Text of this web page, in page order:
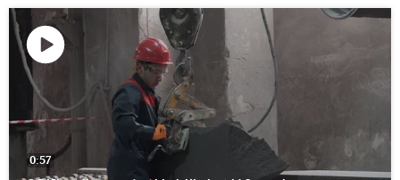
0:57